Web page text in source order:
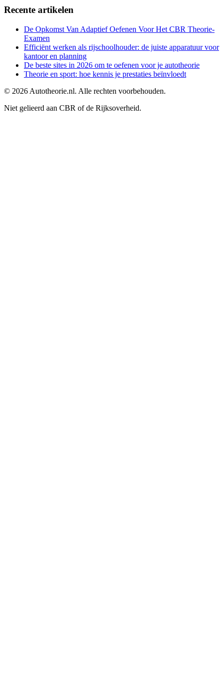
Recente artikelen
De Opkomst Van Adaptief Oefenen Voor Het CBR Theorie-
Examen
Efficiënt werken als rijschoolhouder: de juiste apparatuur voor
kantoor en planning
De beste sites in 2026 om te oefenen voor je autotheorie
Theorie en sport: hoe kennis je prestaties beïnvloedt
© 2026 Autotheorie.nl. Alle rechten voorbehouden.
Niet gelieerd aan CBR of de Rijksoverheid.